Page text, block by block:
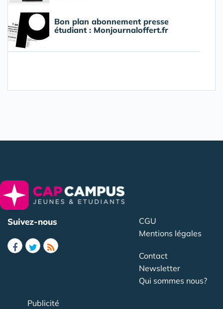
Bon plan abonnement presse
étudiant : Monjournaloffert.fr
Suivez-nous
CGU
Mentions légales
Contact
Newsletter
Qui sommes nous?
Publicité